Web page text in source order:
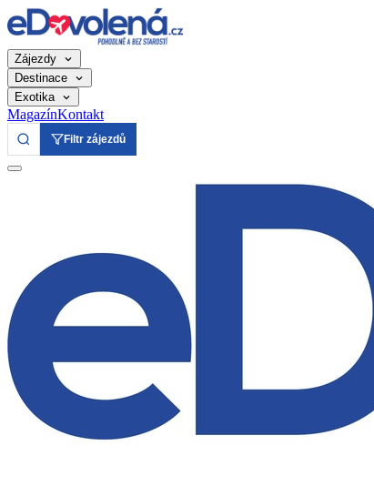
Zájezdy
Destinace
Exotika
MagazínKontakt
Filtr zájezdů